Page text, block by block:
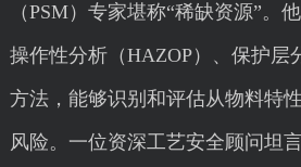
（PSM）专家堪称“稀缺资源”。
操作性分析（HAZOP）、保护层
方法，能够识别和评估从物料特
风险。一位资深工艺安全顾问坦